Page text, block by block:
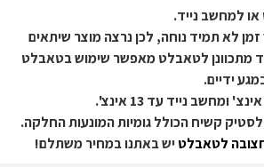
למחשב נייד.
לא תמיד נוחה, לכן נרצה מוצר שיתאים
מתכוונן לטאבלט מאפשר שימוש בטאבלט
ידיים.
קשיח הכולל גומיות המונעות החלקה.
לטאבלטיש באתנו במחיר משתלם!